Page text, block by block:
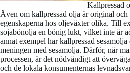
Kallpressad
Även om kallpressad olja är original
egenskaperna hos oljeväxter olika. Till
sojabönolja en bönig lukt, vilket inte är
annat exempel har kallpressad
meningen med sesamolja. Därför, när
processen, är det nödvändigt att
och de lokala konsumenternas